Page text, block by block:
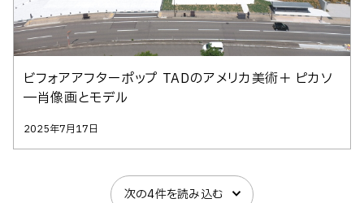
ビフォアアフターポップ TADのアメリカ美術＋ ピカソ
―肖像画とモデル
2025年7月17日
次の4件を読み込む